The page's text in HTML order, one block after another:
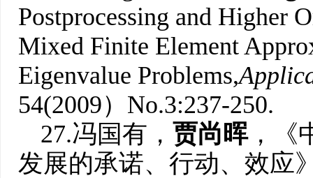
Postprocessing and Higher
Mixed Finite Element
Eigenvalue Problems,
54(2009）No.3:237-250.
27.冯国有， 贾尚晖，《
发展的承诺、行动、效应